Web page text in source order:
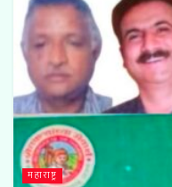
महाराष्ट्र